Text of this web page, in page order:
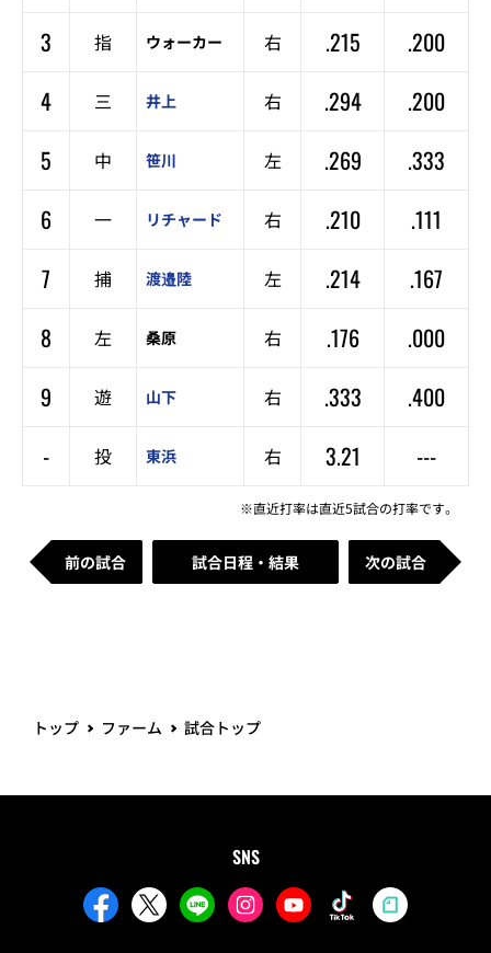
3
指 ウォーカー 右 .215
.200
4
三 井上 右 .294
.200
5
中 笹川 左 .269
.333
6
一 リチャード 右 .210
.111
7
捕 渡邉陸 左 .214
.167
8
左 桑原 右 .176
.000
9
遊 山下 右 .333
.400
-
投 東浜 右 3.21 ---
※直近打率は直近5試合の打率です。
前の試合 試合日程・結果 次の試合
トップ ファーム 試合トップ
SNS